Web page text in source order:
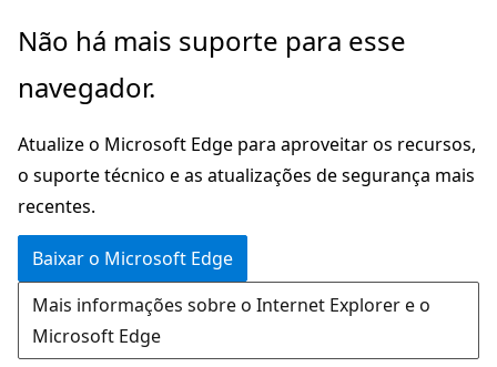
Pular
o
principal
Não há mais suporte para esse
navegador.
Atualize o Microsoft Edge para aproveitar os recursos,
o suporte técnico e as atualizações de segurança mais
recentes.
Baixar o Microsoft Edge
Mais informações sobre o Internet Explorer e o
Microsoft Edge